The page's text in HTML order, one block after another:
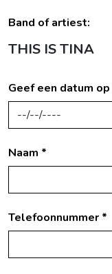
Band of artiest:
THIS IS TINA
Geef een datum op
Naam *
Telefoonnummer *